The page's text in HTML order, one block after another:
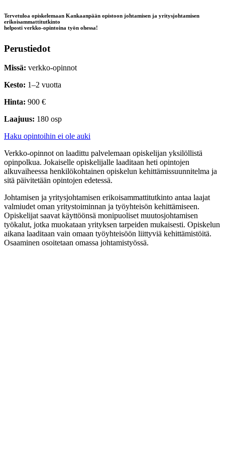
Tervetuloa opiskelemaan Kankaanpään opistoon johtamisen ja yritysjohtamisen
erikoisammattitutkinto
helposti verkko-opintoina työn ohessa!
Perustiedot
Missä: verkko-opinnot
Kesto: 1–2 vuotta
Hinta: 900 €
Laajuus: 180 osp
Haku opintoihin ei ole auki
Verkko-opinnot on laadittu palvelemaan opiskelijan yksilöllistä
opinpolkua. Jokaiselle opiskelijalle laaditaan heti opintojen
alkuvaiheessa henkilökohtainen opiskelun kehittämissuunnitelma ja
sitä päivitetään opintojen edetessä.
Johtamisen ja yritysjohtamisen erikoisammattitutkinto antaa laajat
valmiudet oman yritystoiminnan ja työyhteisön kehittämiseen.
Opiskelijat saavat käyttöönsä monipuoliset muutosjohtamisen
työkalut, jotka muokataan yrityksen tarpeiden mukaisesti. Opiskelun
aikana laaditaan vain omaan työyhteisöön liittyviä kehittämistöitä.
Osaaminen osoitetaan omassa johtamistyössä.